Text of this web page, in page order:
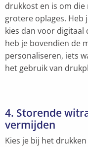
drukkost en is om
grotere oplages. Heb
kies dan voor digitaal
heb je bovendien de
personaliseren, iets
het gebruik van
4. Storende
vermijden
Kies je bij het